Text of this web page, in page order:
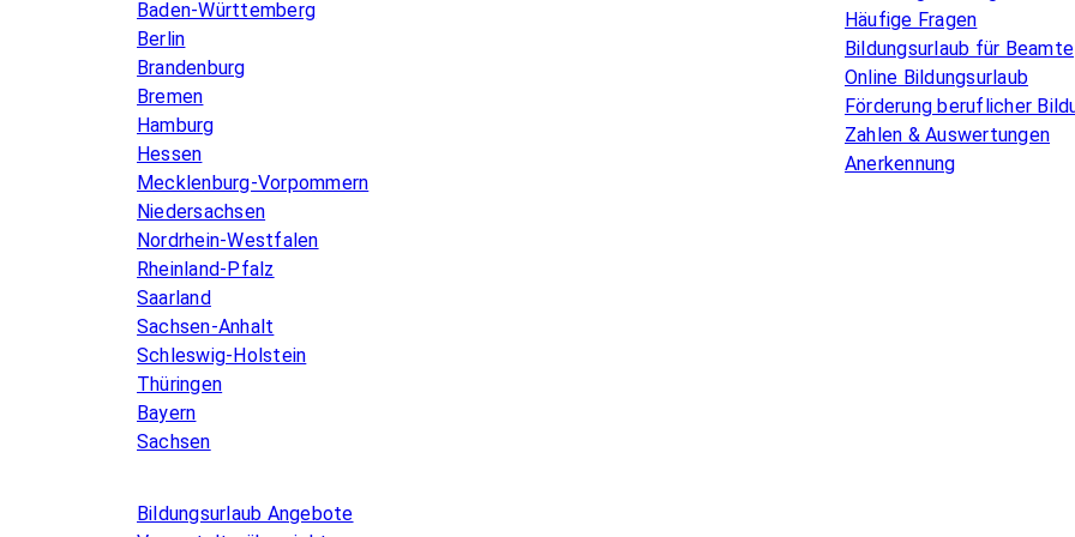
Baden-Württemberg
Berlin
Brandenburg
Bremen
Hamburg
Hessen
Mecklenburg-Vorpommern
Niedersachsen
Nordrhein-Westfalen
Rheinland-Pfalz
Saarland
Sachsen-Anhalt
Schleswig-Holstein
Thüringen
Bayern
Sachsen
Häufige Fragen
Bildungsurlaub für Beamte
Online Bildungsurlaub
Förderung beruflicher
Zahlen & Auswertungen
Anerkennung
Bildungsurlaub Angebote